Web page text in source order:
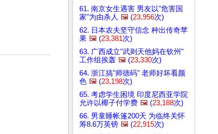
61. 南京女生遇害 男友以"危害国
家"为由杀人 🖼️ (23,956次)
62. 日本农夫坚守信念 种出传奇苹
果 🖼️ (23,381次)
63. 广西成立"武则天他妈在钦州"
工作组挨轰 🖼️ (23,330次)
64. 浙江搞"师德码" 老师好坏看颜
色 🖼️ (23,198次)
65. 考虑学生困境 印度尼西亚学院
允许以椰子付学费 🖼️ (23,188次)
66. 男童睡帐篷200天 为临终关怀
筹8.6万英镑 🖼️ (22,915次)